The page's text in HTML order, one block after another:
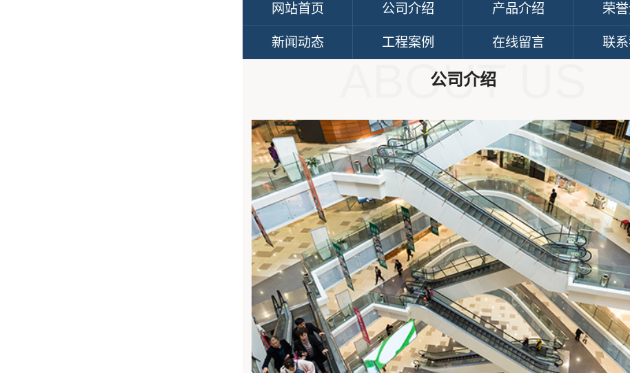
网站首页 公司介绍 产品介绍 荣
新闻动态 工程案例 在线留言 联系
公司介绍
ABOUT US